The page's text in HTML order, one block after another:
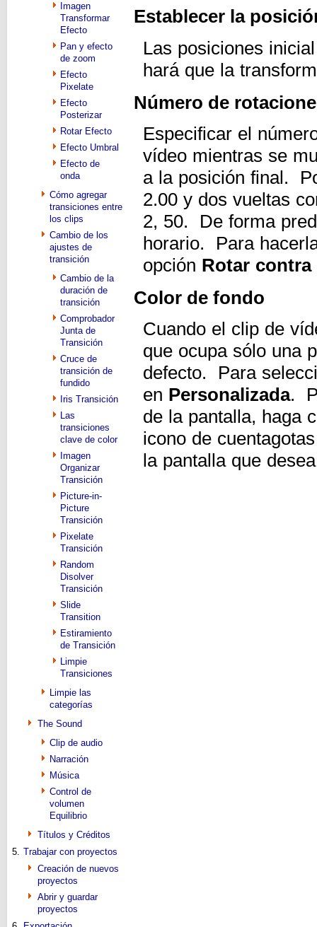
Imagen
Transformar
Efecto
Pan y efecto
de zoom
Efecto
Pixelate
Efecto
Posterizar
Rotar Efecto
Efecto Umbral
Efecto de
onda
Cómo agregar
transiciones entre
los clips
Cambio de los
ajustes de
transición
Cambio de la
duración de
transición
Comprobador
Junta de
Transición
Cruce de
transición de
fundido
Iris Transición
Las
transiciones
clave de color
Imagen
Organizar
Transición
Picture-in-
Picture
Transición
Pixelate
Transición
Random
Disolver
Transición
Slide
Transition
Estiramiento
de Transición
Limpie
Transiciones
Limpie las
categorías
The Sound
Clip de audio
Narración
Música
Control de
volumen
Equilibrio
Títulos y Créditos
5. Trabajar con proyectos
Creación de nuevos
proyectos
Abrir y guardar
proyectos
Establecer la
Las posiciones
hará que la
Número de
Especificar el
vídeo mientras se
a la posición final.
2.00 y dos vueltas
2, 50. De forma
horario. Para
opción Rotar
Color de fondo
Cuando el clip de
que ocupa sólo una
defecto. Para
en Personalizada.
de la pantalla, haga
icono de
la pantalla que